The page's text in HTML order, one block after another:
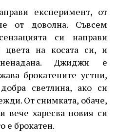
експеримент, от
от доволна. Съвсем
си направи
цвета на косата си, и
Джиджи е
брокатените устни,
светлина, ако си
От снимката, обаче,
харесва новия си
е брокатен.